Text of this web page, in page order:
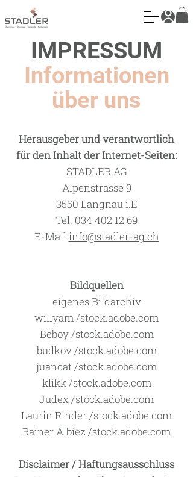
IMPRESSUM
Informationen
über uns
Herausgeber und verantwortlich
für den Inhalt der Internet-Seiten:
STADLER AG
Alpenstrasse 9
3550 Langnau i.E
Tel. 034 402 12 69
E-Mailinfo@stadler-ag.ch
Bildquellen
eigenes Bildarchiv
willyam /stock.adobe.com
Beboy /stock.adobe.com
budkov /stock.adobe.com
juancat /stock.adobe.com
klikk /stock.adobe.com
Judex /stock.adobe.com
Laurin Rinder /stock.adobe.com
Rainer Albiez /stock.adobe.com
Disclaimer / Haftungsausschluss